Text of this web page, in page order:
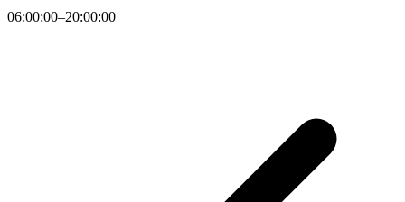
06:00:00–20:00:00